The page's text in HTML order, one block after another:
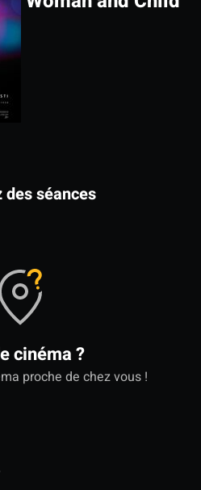
des séances
cinéma ?
proche de chez vous !